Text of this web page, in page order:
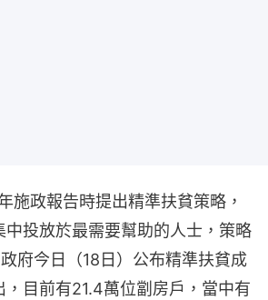
施政報告時提出精準扶貧策略，
中投放於最需要幫助的人士，策略
府今日（18日）公布精準扶貧成
，目前有21.4萬位劏房戶，當中有